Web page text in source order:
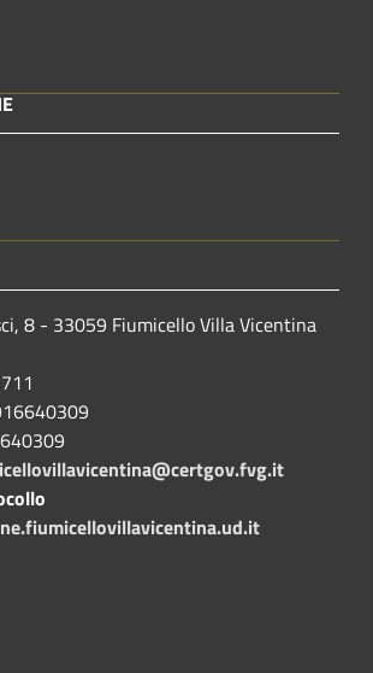
8 - 33059 Fiumicello Villa Vicentina